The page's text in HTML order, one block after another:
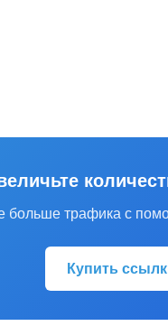
больше трафика с
Купить